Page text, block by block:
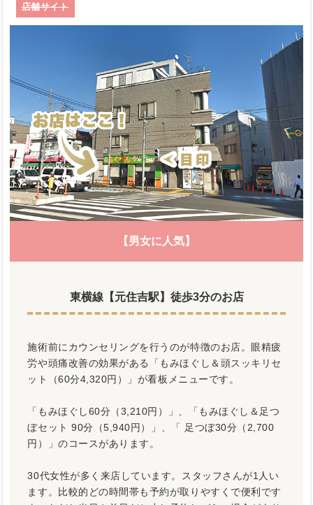
店舗サイト
【男女に人気】
東横線【元住吉駅】徒歩3分のお店
施術前にカウンセリングを行うのが特徴のお店。眼精疲
労や頭痛改善の効果がある「もみほぐし＆頭スッキリセ
ット（60分4,320円）」が看板メニューです。
「もみほぐし60分（3,210円）」、「もみほぐし＆足つ
ぼセット 90分（5,940円）」、「 足つぼ30分（2,700
円）」のコースがあります。
30代女性が多く来店しています。スタッフさんが1人い
ます。比較的どの時間帯も予約が取りやすくで便利です